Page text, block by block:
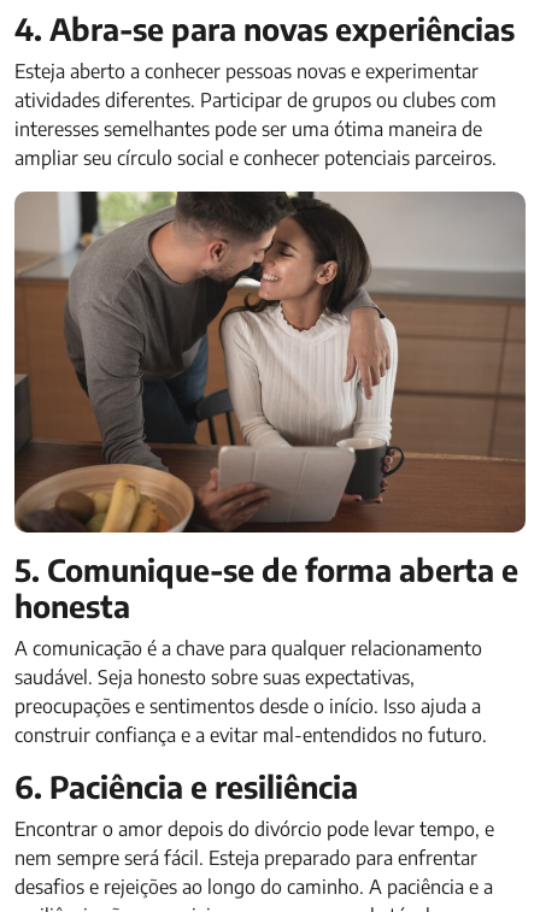
4. Abra-se para novas experiências
Esteja aberto a conhecer pessoas novas e experimentar
atividades diferentes. Participar de grupos ou clubes com
interesses semelhantes pode ser uma ótima maneira de
ampliar seu círculo social e conhecer potenciais parceiros.
5. Comunique-se de forma aberta e
honesta
A comunicação é a chave para qualquer relacionamento
saudável. Seja honesto sobre suas expectativas,
preocupações e sentimentos desde o início. Isso ajuda a
construir confiança e a evitar mal-entendidos no futuro.
6. Paciência e resiliência
Encontrar o amor depois do divórcio pode levar tempo, e
nem sempre será fácil. Esteja preparado para enfrentar
desafios e rejeições ao longo do caminho. A paciência e a